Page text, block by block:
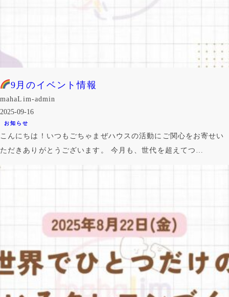
9月のイベント情報
mahaLim-admin
2025-09-16
お知らせ
こんにちは！いつもごちゃまぜハウスの活動にご関心をお寄せい
ただきありがとうございます。 今月も、世代を超えてつ…